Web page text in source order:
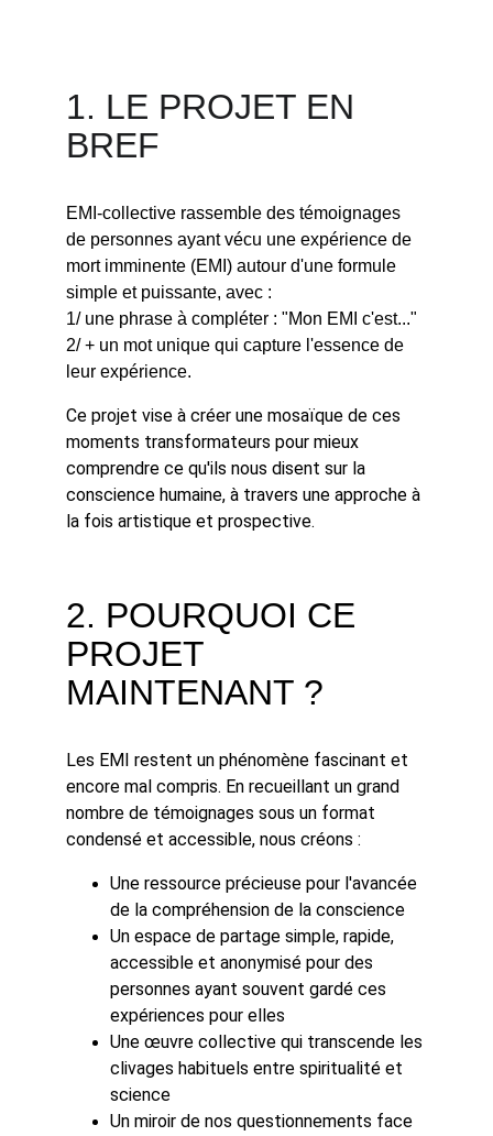
1. LE PROJET EN
BREF
EMI-collective rassemble des témoignages
de personnes ayant vécu une expérience de
mort imminente (EMI) autour d'une formule
simple et puissante, avec :
1/ une phrase à compléter : "Mon EMI c'est..."
2/ + un mot unique qui capture l'essence de
leur expérience.
Ce projet vise à créer une mosaïque de ces
moments transformateurs pour mieux
comprendre ce qu'ils nous disent sur la
conscience humaine, à travers une approche à
la fois artistique et prospective.
2. POURQUOI CE
PROJET
MAINTENANT ?
Les EMI restent un phénomène fascinant et
encore mal compris. En recueillant un grand
nombre de témoignages sous un format
condensé et accessible, nous créons :
Une ressource précieuse pour l'avancée
de la compréhension de la conscience
Un espace de partage simple, rapide,
accessible et anonymisé pour des
personnes ayant souvent gardé ces
expériences pour elles
Une œuvre collective qui transcende les
clivages habituels entre spiritualité et
science
Un miroir de nos questionnements face